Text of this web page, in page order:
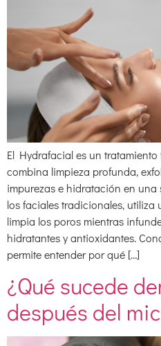
El Hydrafacial es un
combina limpieza profunda,
impurezas e hidratación en una
los faciales tradicionales,
limpia los poros mientras
hidratantes y antioxidantes.
permite entender por qué […]
¿Qué sucede
después del